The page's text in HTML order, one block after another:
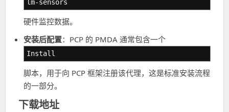
lm-sensors
硬件监控数据。
安装后配置：PCP 的 PMDA 通常包含一个
Install
脚本，用于向 PCP 框架注册该代理，这是标准安装流程
的一部分。
下载地址